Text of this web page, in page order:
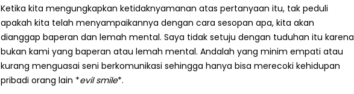
Ketika kita mengungkapkan ketidaknyamanan atas pertanyaan itu, tak peduli
apakah kita telah menyampaikannya dengan cara sesopan apa, kita akan
dianggap baperan dan lemah mental. Saya tidak setuju dengan tuduhan itu karena
bukan kami yang baperan atau lemah mental. Andalah yang minim empati atau
kurang menguasai seni berkomunikasi sehingga hanya bisa merecoki kehidupan
pribadi orang lain *evil smile*.